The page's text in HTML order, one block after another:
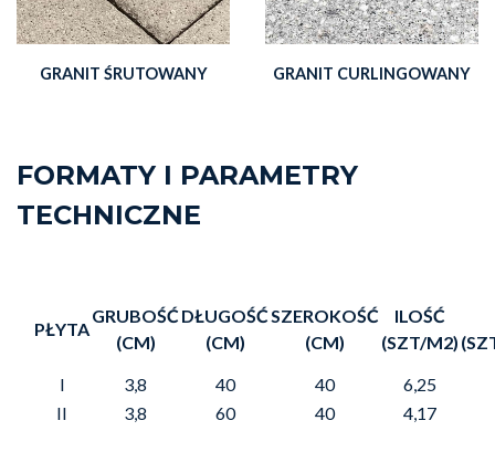
GRANIT ŚRUTOWANY GRANIT CURLINGOWANY
FORMATY I PARAMETRY
TECHNICZNE
PŁYTA
GRUBOŚĆ
(CM)
DŁUGOŚĆ
(CM)
SZEROKOŚĆ
(CM)
ILOŚĆ
(SZT/M2)
I
3,8 40 40
6,25
II
3,8 60 40 4,17